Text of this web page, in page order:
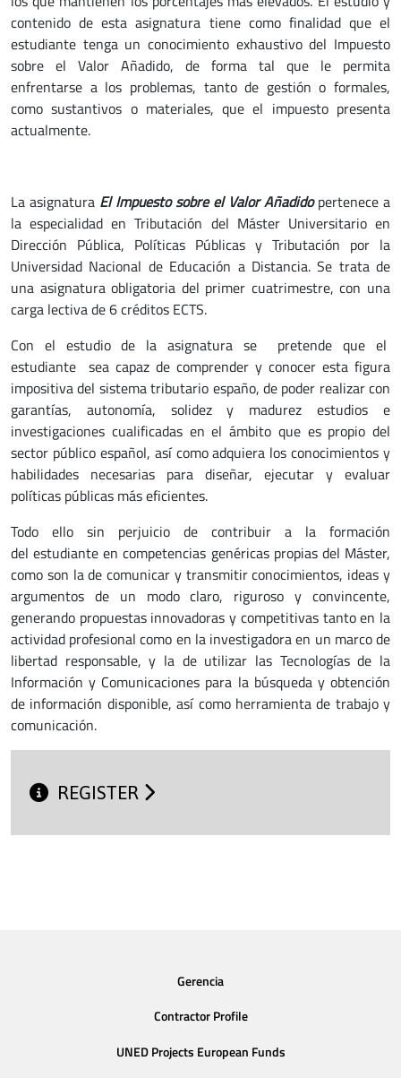
contenido de esta asignatura tiene como finalidad que el
estudiante tenga un conocimiento exhaustivo del Impuesto
sobre el Valor Añadido, de forma tal que le permita
enfrentarse a los problemas, tanto de gestión o formales,
como sustantivos o materiales, que el impuesto presenta
actualmente.
La asignatura El Impuesto sobre el Valor Añadido pertenece a
la especialidad en Tributación del Máster Universitario en
Dirección Pública, Políticas Públicas y Tributación por la
Universidad Nacional de Educación a Distancia. Se trata de
una asignatura obligatoria del primer cuatrimestre, con una
carga lectiva de 6 créditos ECTS.
Con el estudio de la asignatura se pretende que el
estudiante sea capaz de comprender y conocer esta figura
impositiva del sistema tributario españo, de poder realizar con
garantías, autonomía, solidez y madurez estudios e
investigaciones cualificadas en el ámbito que es propio del
sector público español, así como adquiera los conocimientos y
habilidades necesarias para diseñar, ejecutar y evaluar
políticas públicas más eficientes.
Todo ello sin perjuicio de contribuir a la formación
del estudiante en competencias genéricas propias del Máster,
como son la de comunicar y transmitir conocimientos, ideas y
argumentos de un modo claro, riguroso y convincente,
generando propuestas innovadoras y competitivas tanto en la
actividad profesional como en la investigadora en un marco de
libertad responsable, y la de utilizar las Tecnologías de la
Información y Comunicaciones para la búsqueda y obtención
de información disponible, así como herramienta de trabajo y
comunicación.
REGISTER
Gerencia
Contractor Profile
UNED Projects European Funds